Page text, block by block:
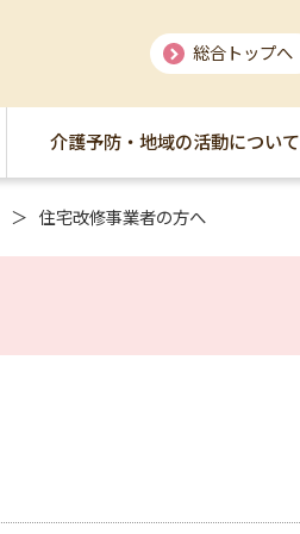
総合トップへ
介護予防・地域の活動について
住宅改修事業者の方へ